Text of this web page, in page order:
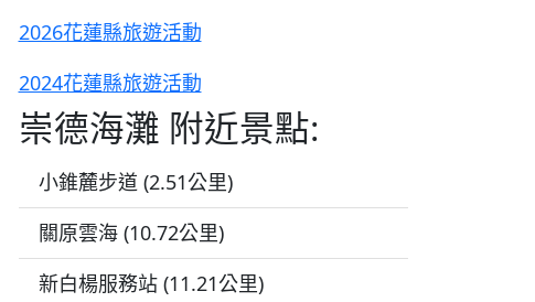
2026花蓮縣旅遊活動
2024花蓮縣旅遊活動
崇德海灘 附近景點:
小錐麓步道 (2.51公里)
關原雲海 (10.72公里)
新白楊服務站 (11.21公里)